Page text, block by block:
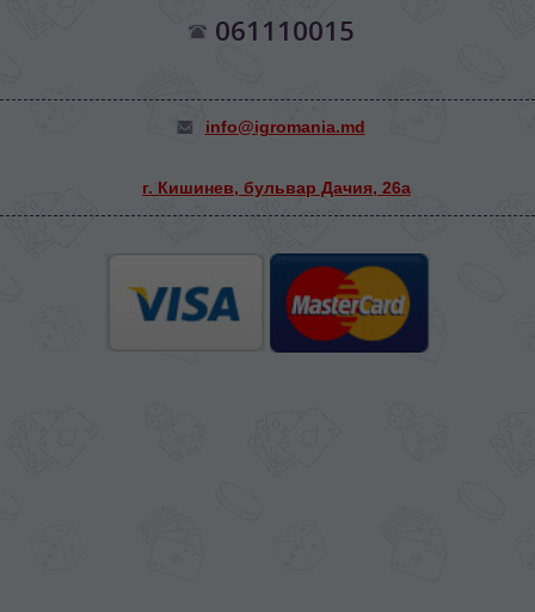
061110015
info@igromania.md
г. Кишинев, бульвар Дачия, 26а